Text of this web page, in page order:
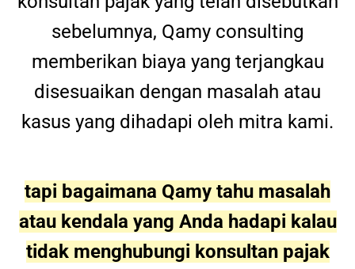
sebelumnya, Qamy consulting
memberikan biaya yang terjangkau
disesuaikan dengan masalah atau
kasus yang dihadapi oleh mitra kami.
tapi bagaimana Qamy tahu masalah
atau kendala yang Anda hadapi kalau
tidak menghubungi konsultan pajak